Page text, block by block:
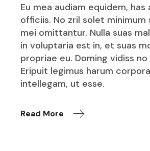
Eu mea audiam equidem, has
officiis. No zril solet minimum
mei omittantur. Nulla suas
in voluptaria est in, et suas
propriae eu. Doming vidiss no
Eripuit legimus harum
intellegam, ut esse.
Read More